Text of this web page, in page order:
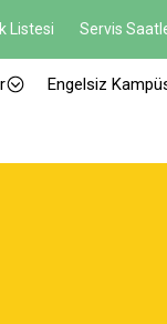
Listesi Servis
Engelsiz